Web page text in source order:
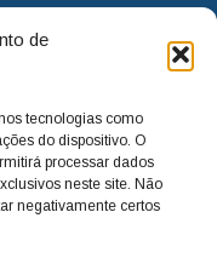
de
tecnologias como
do dispositivo. O
processar dados
neste site. Não
negativamente certos
época só existiam
continua
Nunca
cidadão, sempre
de melhorias
para casos